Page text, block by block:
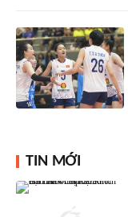
TIN MỚI